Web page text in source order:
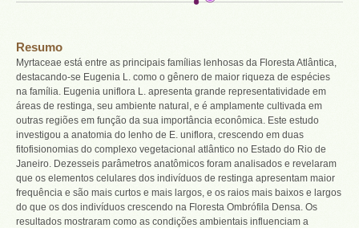
Resumo
Myrtaceae está entre as principais famílias lenhosas da Floresta Atlântica,
destacando-se Eugenia L. como o gênero de maior riqueza de espécies
na família. Eugenia uniflora L. apresenta grande representatividade em
áreas de restinga, seu ambiente natural, e é amplamente cultivada em
outras regiões em função da sua importância econômica. Este estudo
investigou a anatomia do lenho de E. uniflora, crescendo em duas
fitofisionomias do complexo vegetacional atlântico no Estado do Rio de
Janeiro. Dezesseis parâmetros anatômicos foram analisados e revelaram
que os elementos celulares dos indivíduos de restinga apresentam maior
frequência e são mais curtos e mais largos, e os raios mais baixos e largos
do que os dos indivíduos crescendo na Floresta Ombrófila Densa. Os
resultados mostraram como as condições ambientais influenciam a